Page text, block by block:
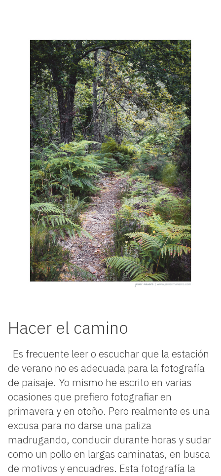
Hacer el camino
Es frecuente leer o escuchar que la estación
de verano no es adecuada para la fotografía
de paisaje. Yo mismo he escrito en varias
ocasiones que prefiero fotografiar en
primavera y en otoño. Pero realmente es una
excusa para no darse una paliza
madrugando, conducir durante horas y sudar
como un pollo en largas caminatas, en busca
de motivos y encuadres. Esta fotografía la